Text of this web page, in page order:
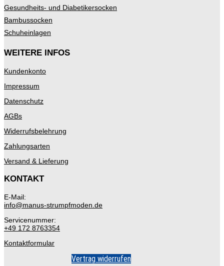
Gesundheits- und Diabetikersocken
Bambussocken
Schuheinlagen
WEITERE INFOS
Kundenkonto
Impressum
Datenschutz
AGBs
Widerrufsbelehrung
Zahlungsarten
Versand & Lieferung
KONTAKT
E-Mail:
info@manus-strumpfmoden.de
Servicenummer:
+49 172 8763354
Kontaktformular
Vertrag widerrufen